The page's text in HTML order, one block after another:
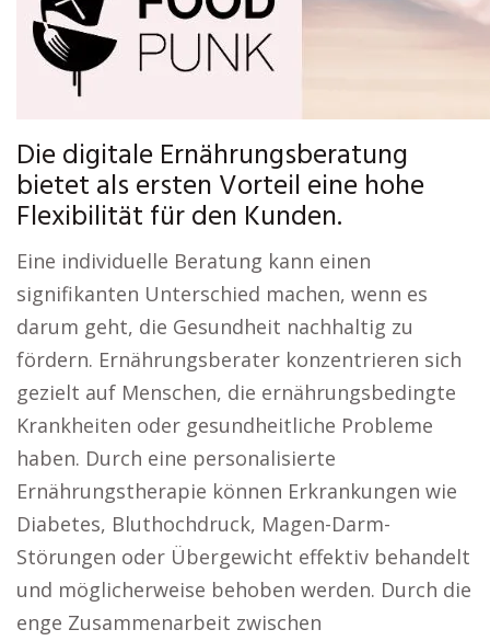
Die digitale Ernährungsberatung
bietet als ersten Vorteil eine hohe
Flexibilität für den Kunden.
Eine individuelle Beratung kann einen
signifikanten Unterschied machen, wenn es
darum geht, die Gesundheit nachhaltig zu
fördern. Ernährungsberater konzentrieren sich
gezielt auf Menschen, die ernährungsbedingte
Krankheiten oder gesundheitliche Probleme
haben. Durch eine personalisierte
Ernährungstherapie können Erkrankungen wie
Diabetes, Bluthochdruck, Magen-Darm-
Störungen oder Übergewicht effektiv behandelt
und möglicherweise behoben werden. Durch die
enge Zusammenarbeit zwischen